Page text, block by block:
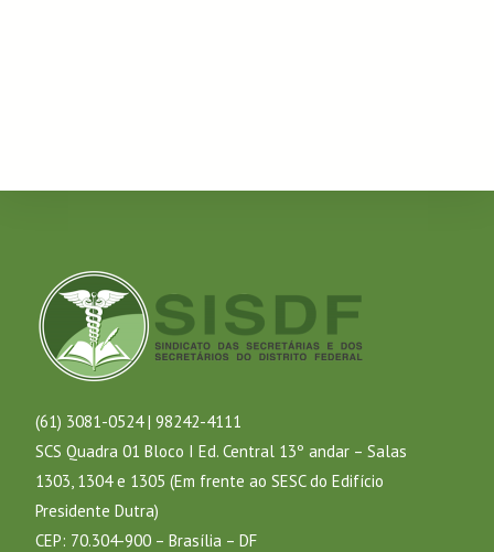
(61) 3081-0524 | 98242-4111
SCS Quadra 01 Bloco I Ed. Central 13º andar – Salas
1303, 1304 e 1305 (Em frente ao SESC do Edifício
Presidente Dutra)
CEP: 70.304-900 – Brasília – DF